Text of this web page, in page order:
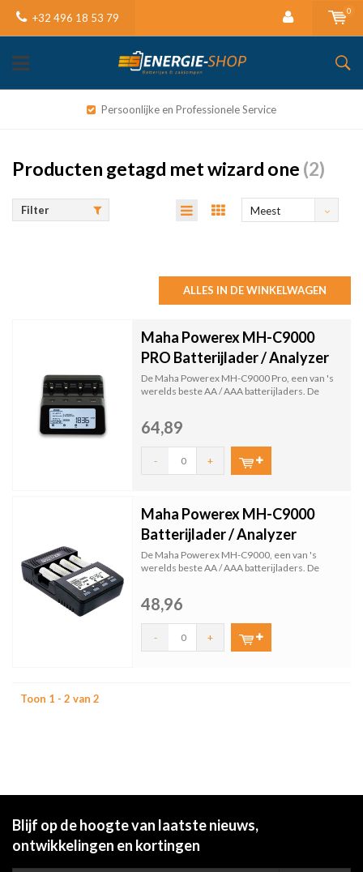
+32 496 18 53 79
0
Persoonlijke en Professionele Service
Producten getagd met wizard one (2)
Filter
Meest
ALLES IN DE WINKELWAGEN
Maha Powerex MH-C9000
PRO Batterijlader / Analyzer
De Maha Powerex MH-C9000 Pro, een van 's
werelds beste AA / AAA batterijladers. De
64,89
- +
Maha Powerex MH-C9000
Batterijlader / Analyzer
De Maha Powerex MH-C9000, een van 's
werelds beste AA / AAA batterijladers. De
48,96
- +
Toon 1 - 2 van 2
Blijf op de hoogte van laatste nieuws,
ontwikkelingen en kortingen